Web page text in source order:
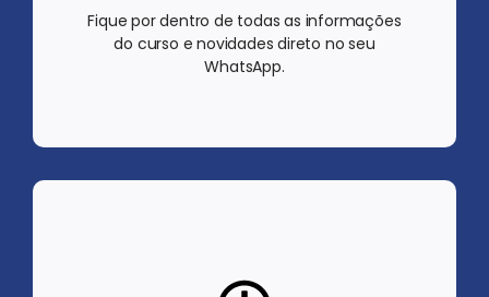
Fique por dentro de todas as informações
do curso e novidades direto no seu
WhatsApp.